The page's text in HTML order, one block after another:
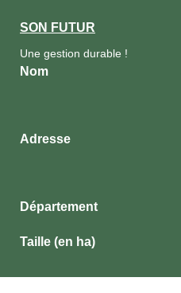
SON FUTUR
Une gestion durable !
Nom
Adresse
Département
Taille (en ha)